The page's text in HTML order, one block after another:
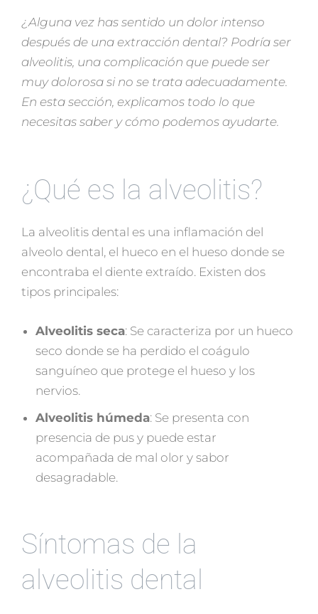
¿Alguna vez has sentido un dolor intenso
después de una extracción dental? Podría ser
alveolitis, una complicación que puede ser
muy dolorosa si no se trata adecuadamente.
En esta sección, explicamos todo lo que
necesitas saber y cómo podemos ayudarte.
¿Qué es la alveolitis?
La alveolitis dental es una inflamación del
alveolo dental, el hueco en el hueso donde se
encontraba el diente extraído. Existen dos
tipos principales:
Alveolitis seca: Se caracteriza por un hueco
seco donde se ha perdido el coágulo
sanguíneo que protege el hueso y los
nervios.
Alveolitis húmeda: Se presenta con
presencia de pus y puede estar
acompañada de mal olor y sabor
desagradable.
Síntomas de la
alveolitis dental